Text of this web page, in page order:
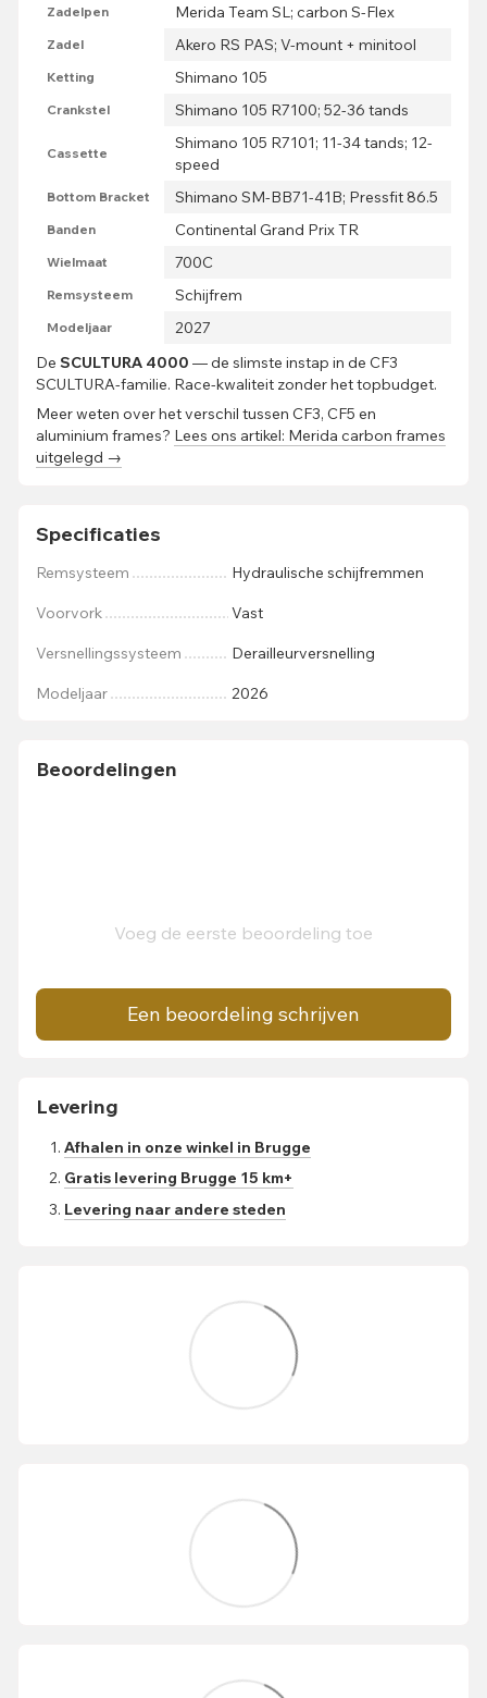
Zadelpen Merida Team SL; carbon S-Flex
Zadel Akero RS PAS; V-mount + minitool
Ketting Shimano 105
Crankstel Shimano 105 R7100; 52-36 tands
Cassette
Shimano 105 R7101; 11-34 tands; 12-
speed
Bottom Bracket Shimano SM-BB71-41B; Pressfit 86.5
Banden Continental Grand Prix TR
Wielmaat 700C
Remsysteem Schijfrem
Modeljaar
2027
De SCULTURA 4000 — de slimste instap in de CF3
SCULTURA-familie. Race-kwaliteit zonder het topbudget.
Meer weten over het verschil tussen CF3, CF5 en
aluminium frames? Lees ons artikel: Merida carbon frames
uitgelegd →
Specificaties
Remsysteem Hydraulische schijfremmen
Voorvork Vast
Versnellingssysteem Derailleurversnelling
Modeljaar 2026
Beoordelingen
Voeg de eerste beoordeling toe
Een beoordeling schrijven
Levering
Afhalen in onze winkel in Brugge
Gratis levering Brugge 15 km+
Levering naar andere steden